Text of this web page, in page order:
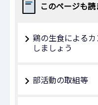
このページも
鶏の生食による
しましょう
部活動の取組等